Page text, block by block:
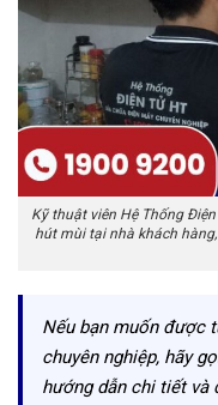
Kỹ thuật viên Hệ Thống
hút mùi tại nhà khách
Nếu bạn muốn được
chuyên nghiệp, hãy
hướng dẫn chi tiết và